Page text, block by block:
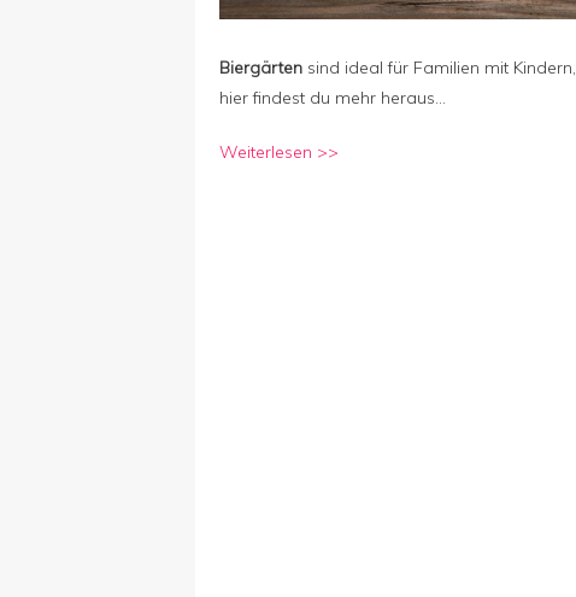
Biergärten sind ideal für Familien mit Kindern,
hier findest du mehr heraus…
Weiterlesen >>